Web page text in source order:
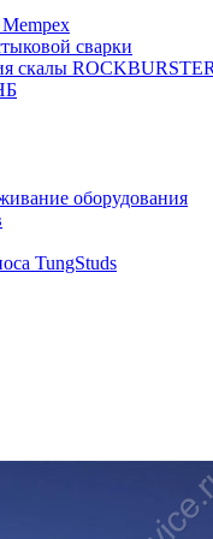
сварки
скалы
оборудования
TungStuds